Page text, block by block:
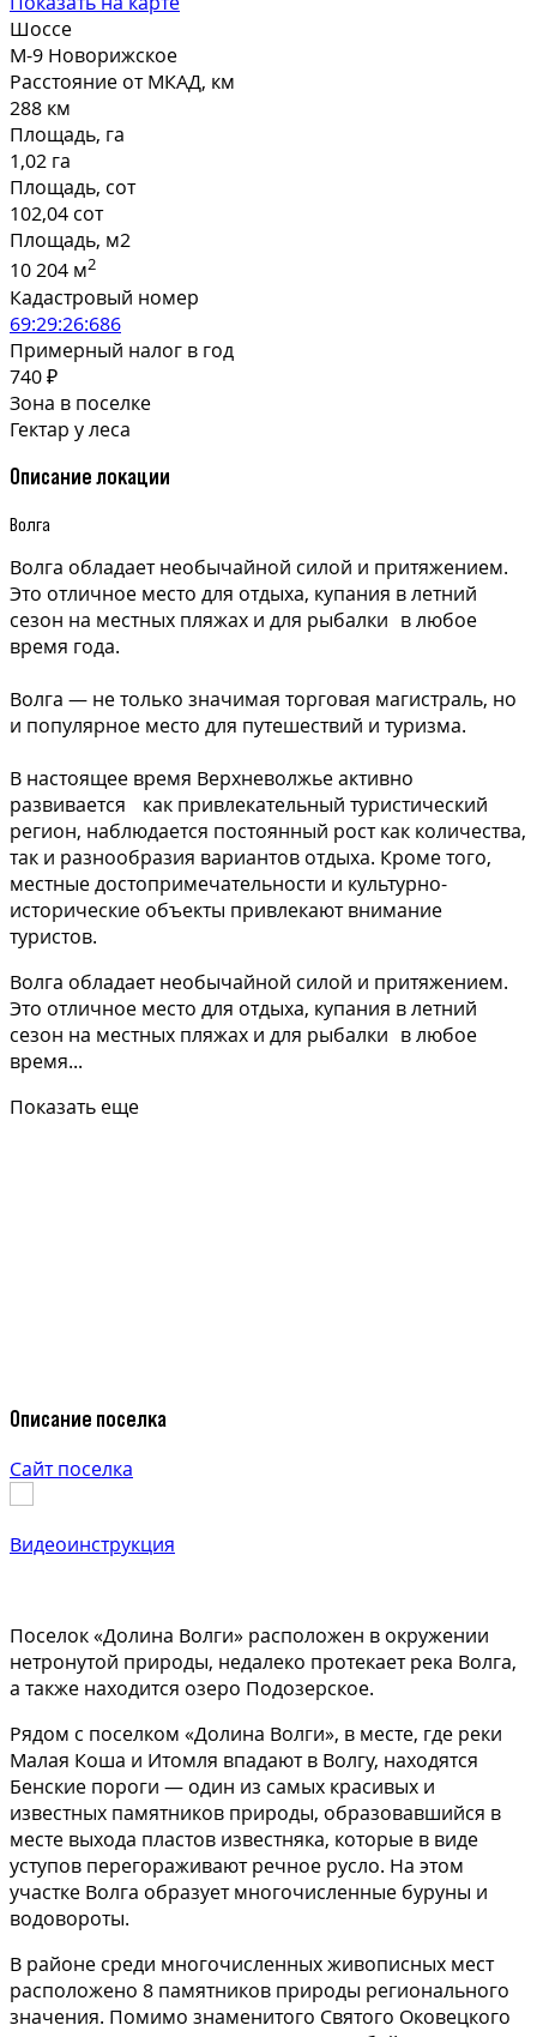
Шоссе
М-9 Новорижское
Расстояние от МКАД, км
288 км
Площадь, га
1,02 га
Площадь, сот
102,04 сот
Площадь, м2
10 204 м2
Кадастровый номер
69:29:26:686
Примерный налог в год
740 ₽
Зона в поселке
Гектар у леса
Описание локации
Волга
Волга обладает необычайной силой и притяжением.
Это отличное место для отдыха, купания в летний
сезон на местных пляжах и для рыбалки в любое
время года.
Волга — не только значимая торговая магистраль, но
и популярное место для путешествий и туризма.
В настоящее время Верхневолжье активно
развивается как привлекательный туристический
регион, наблюдается постоянный рост как количества,
так и разнообразия вариантов отдыха. Кроме того,
местные достопримечательности и культурно-
исторические объекты привлекают внимание
туристов.
Волга обладает необычайной силой и притяжением.
Это отличное место для отдыха, купания в летний
сезон на местных пляжах и для рыбалки в любое
время...
Показать еще
Описание поселка
Сайт поселка
Видеоинструкция
Поселок «Долина Волги» расположен в окружении
нетронутой природы, недалеко протекает река Волга,
а также находится озеро Подозерское.
Рядом с поселком «Долина Волги», в месте, где реки
Малая Коша и Итомля впадают в Волгу, находятся
Бенские пороги — один из самых красивых и
известных памятников природы, образовавшийся в
месте выхода пластов известняка, которые в виде
уступов перегораживают речное русло. На этом
участке Волга образует многочисленные буруны и
водовороты.
В районе среди многочисленных живописных мест
расположено 8 памятников природы регионального
значения. Помимо знаменитого Святого Оковецкого